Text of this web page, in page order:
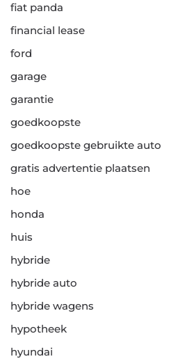
fiat panda
financial lease
ford
garage
garantie
goedkoopste
goedkoopste gebruikte auto
gratis advertentie plaatsen
hoe
honda
huis
hybride
hybride auto
hybride wagens
hypotheek
hyundai